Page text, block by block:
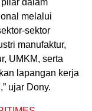
dalam
melalui
sektor
manufaktur,
UMKM, serta
lapangan kerja
ujar Dony.